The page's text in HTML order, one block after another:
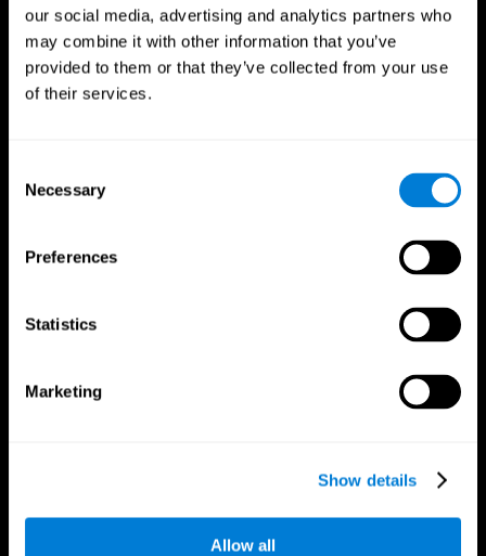
our social media, advertising and analytics partners who
may combine it with other information that you’ve
provided to them or that they’ve collected from your use
of their services.
Selection
Necessary
Preferences
Statistics
Marketing
Show details
Allow all